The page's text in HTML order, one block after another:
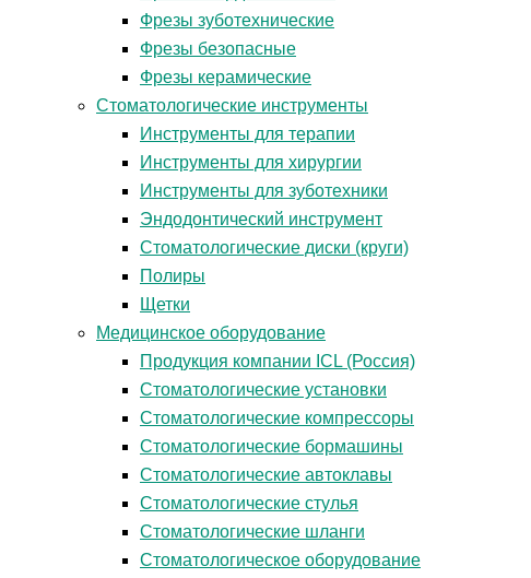
Фрезы зуботехнические
Фрезы безопасные
Фрезы керамические
Стоматологические инструменты
Инструменты для терапии
Инструменты для хирургии
Инструменты для зуботехники
Эндодонтический инструмент
Стоматологические диски (круги)
Полиры
Щетки
Медицинское оборудование
Продукция компании ICL (Россия)
Стоматологические установки
Стоматологические компрессоры
Стоматологические бормашины
Стоматологические автоклавы
Стоматологические стулья
Стоматологические шланги
Стоматологическое оборудование